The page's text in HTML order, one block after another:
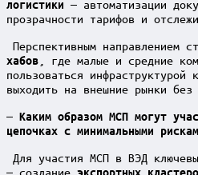
логистики — автоматизации
прозрачности тарифов и
Перспективным направлением
хабов , где малые и средние
пользоваться инфраструктурой
выходить на внешние рынки без
— Каким образом МСП могут
цепочках с минимальными
Для участия МСП в ВЭД
— создание экспортных